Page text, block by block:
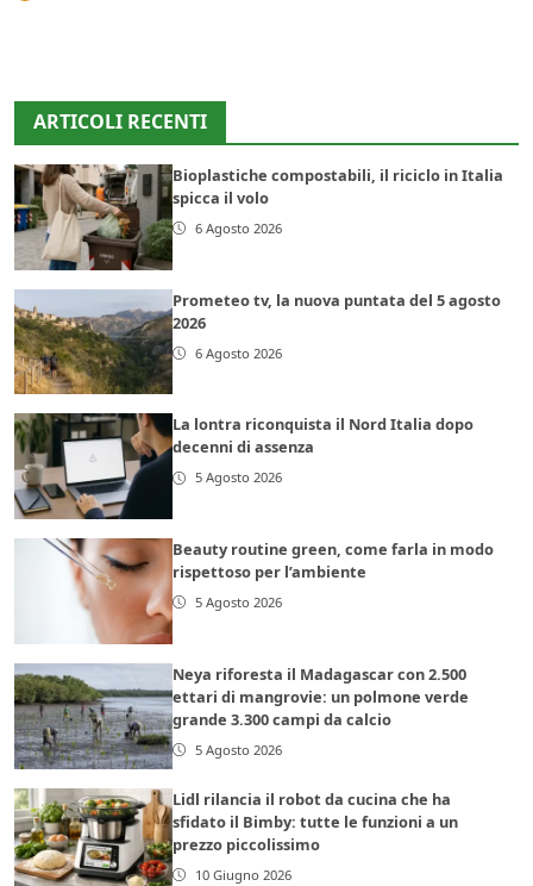
ARTICOLI RECENTI
Bioplastiche compostabili, il riciclo in Italia
spicca il volo
6 Agosto 2026
Prometeo tv, la nuova puntata del 5 agosto
2026
6 Agosto 2026
La lontra riconquista il Nord Italia dopo
decenni di assenza
5 Agosto 2026
Beauty routine green, come farla in modo
rispettoso per l’ambiente
5 Agosto 2026
Neya riforesta il Madagascar con 2.500
ettari di mangrovie: un polmone verde
grande 3.300 campi da calcio
5 Agosto 2026
Lidl rilancia il robot da cucina che ha
sfidato il Bimby: tutte le funzioni a un
prezzo piccolissimo
10 Giugno 2026